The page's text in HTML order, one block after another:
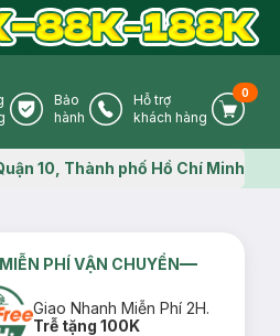
Warranty Icon
Bảo
hành
Phone Icon
Hỗ trợ
khách hàng
Cart
0
Map icon
10, Thành phố Hồ Chí Minh
MIỄN PHÍ VẬN CHUYỂN
Giao Nhanh Miễn Phí 2H.
Trễ tặng 100K